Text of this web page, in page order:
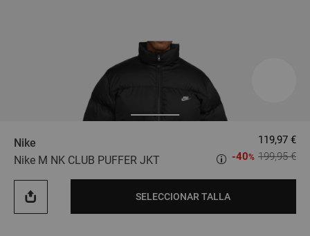
Nike
Nike M NK CLUB PUFFER JKT
119,97 €
199,95 €
-40%
SELECCIONAR TALLA